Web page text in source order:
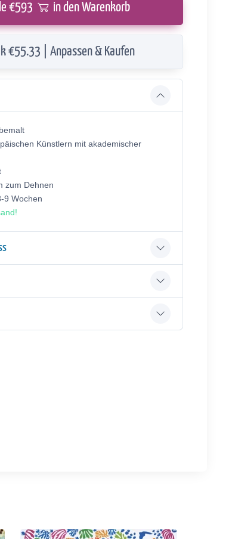
€593 in den Warenkorb
€55.33 | Anpassen & Kaufen
Künstlern mit akademischer
zum Dehnen
9 Wochen